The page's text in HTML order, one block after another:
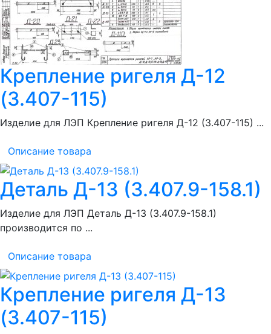
Крепление ригеля Д-12
(3.407-115)
Изделие для ЛЭП Крепление ригеля Д-12 (3.407-115) ...
Описание товара
Деталь Д-13 (3.407.9-158.1)
Изделие для ЛЭП Деталь Д-13 (3.407.9-158.1)
производится по ...
Описание товара
Крепление ригеля Д-13
(3.407-115)